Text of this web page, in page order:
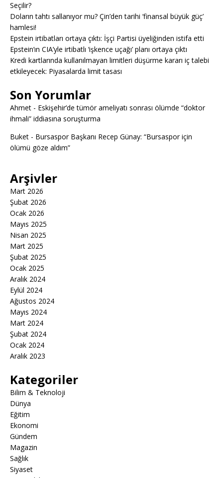
Seçilir?
Doların tahtı sallanıyor mu? Çin’den tarihi ‘finansal büyük güç’
hamlesi!
Epstein irtibatları ortaya çıktı: İşçi Partisi üyeliğinden istifa etti
Epstein’ın CIA’yle irtibatlı ‘işkence uçağı’ planı ortaya çıktı
Kredi kartlarında kullanılmayan limitleri düşürme kararı iç talebi
etkileyecek: Piyasalarda limit tasası
Son Yorumlar
Ahmet - Eskişehir’de tümör ameliyatı sonrası ölümde “doktor
ihmali” iddiasına soruşturma
Buket - Bursaspor Başkanı Recep Günay: “Bursaspor için
ölümü göze aldım”
Arşivler
Mart 2026
Şubat 2026
Ocak 2026
Mayıs 2025
Nisan 2025
Mart 2025
Şubat 2025
Ocak 2025
Aralık 2024
Eylül 2024
Ağustos 2024
Mayıs 2024
Mart 2024
Şubat 2024
Ocak 2024
Aralık 2023
Kategoriler
Bilim & Teknoloji
Dünya
Eğitim
Ekonomi
Gündem
Magazin
Sağlık
Siyaset